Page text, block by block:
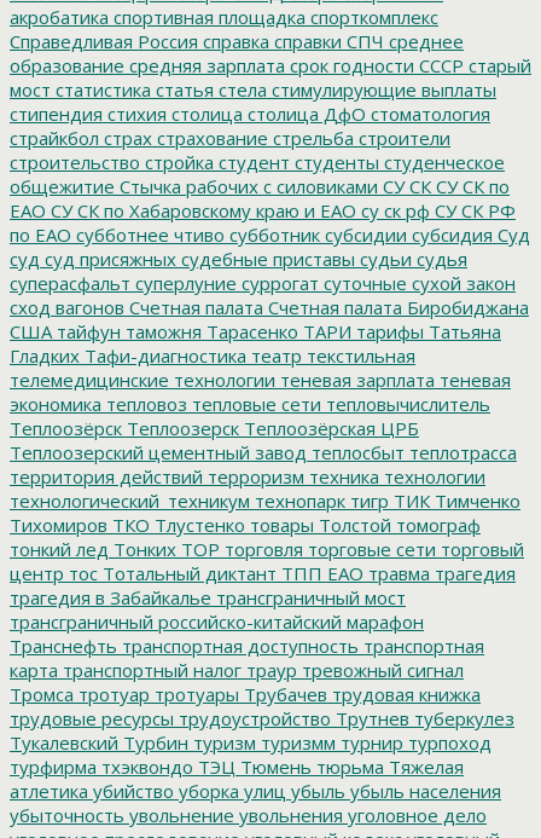
акробатика спортивная площадка спорткомплекс
Справедливая Россия справка справки СПЧ среднее
образование средняя зарплата срок годности СССР старый
мост статистика статья стела стимулирующие выплаты
стипендия стихия столица столица ДфО стоматология
страйкбол страх страхование стрельба строители
строительство стройка студент студенты студенческое
общежитие Стычка рабочих с силовиками СУ СК СУ СК по
ЕАО СУ СК по Хабаровскому краю и ЕАО су ск рф СУ СК РФ
по ЕАО субботнее чтиво субботник субсидии субсидия Суд
суд суд присяжных судебные приставы судьи судья
суперасфальт суперлуние суррогат суточные сухой закон
сход вагонов Счетная палата Счетная палата Биробиджана
США тайфун таможня Тарасенко ТАРИ тарифы Татьяна
Гладких Тафи-диагностика театр текстильная
телемедицинские технологии теневая зарплата теневая
экономика тепловоз тепловые сети тепловычислитель
Теплоозёрск Теплоозерск Теплоозёрская ЦРБ
Теплоозерский цементный завод теплосбыт теплотрасса
территория действий терроризм техника технологии
технологический_техникум технопарк тигр ТИК Тимченко
Тихомиров ТКО Тлустенко товары Толстой томограф
тонкий лед Тонких ТОР торговля торговые сети торговый
центр тос Тотальный диктант ТПП ЕАО травма трагедия
трагедия в Забайкалье трансграничный мост
трансграничный российско-китайский марафон
Транснефть транспортная доступность транспортная
карта транспортный налог траур тревожный сигнал
Тромса тротуар тротуары Трубачев трудовая книжка
трудовые ресурсы трудоустройство Трутнев туберкулез
Тукалевский Турбин туризм туризмм турнир турпоход
турфирма тхэквондо ТЭЦ Тюмень тюрьма Тяжелая
атлетика убийство уборка улиц убыль убыль населения
убыточность увольнение увольнения уголовное дело